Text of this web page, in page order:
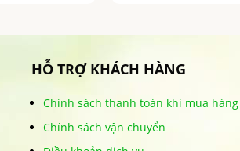
HỖ TRỢ KHÁCH HÀNG
Chinh sách thanh toán khi mua hàng
Chính sách vận chuyển